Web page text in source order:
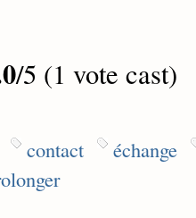
/5 (1 vote cast)
contact
échange